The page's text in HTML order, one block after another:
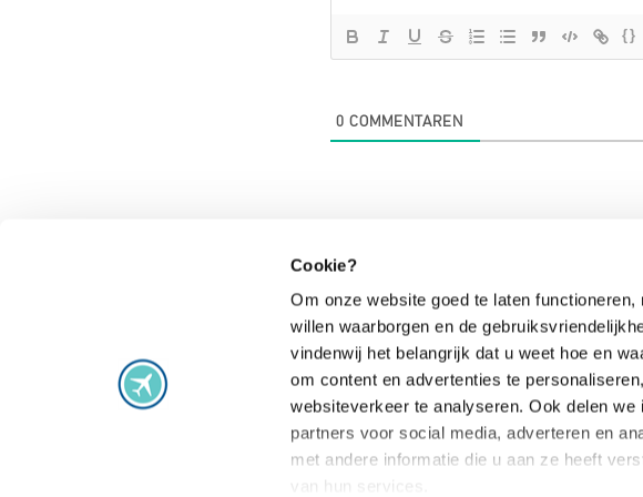
Cookie?
Om onze website goed te laten
willen waarborgen en de
vindenwij het belangrijk dat u weet hoe en
om content en advertenties te
websiteverkeer te analyseren. Ook delen
partners voor social media, adverteren en
met andere informatie die u aan ze heeft
van hun services.
{}
0 COMMENTAREN
Vluchtproblemen
Vlucht vertraagd
Staking
Extra gemaakte kosten
Vlucht overboekt